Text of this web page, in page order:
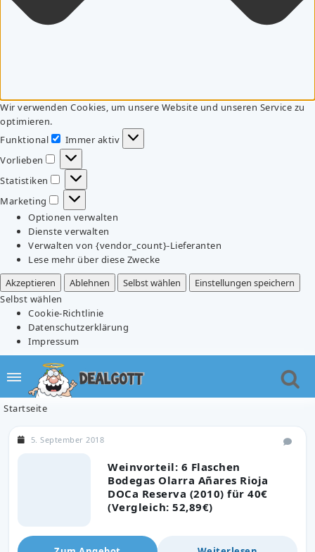
Wir verwenden Cookies, um unsere Website und unseren Service zu
optimieren.
Funktional
Funktional
Immer aktiv
Vorlieben
Vorlieben
Statistiken
Statistiken
Marketing
Marketing
Optionen verwalten
Dienste verwalten
Verwalten von {vendor_count}-Lieferanten
Lese mehr über diese Zwecke
Akzeptieren
Ablehnen Selbst wählen
Einstellungen speichern
Selbst wählen
Cookie-Richtlinie
Datenschutzerklärung
Impressum
Startseite
Weinvorteil: 6 Flaschen
Bodegas Olarra Añares Rioja
DOCa Reserva (2010) für 40€
(Vergleich: 52,89€)
5. September 2018